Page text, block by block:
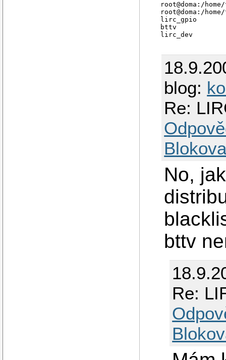
root@doma:/
root@doma:/
lirc_gpio
bttv
blog:
Re:
No,
bttv
Re: